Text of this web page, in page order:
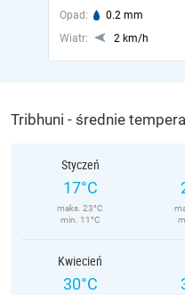
Opad: 0.2 mm
Wiatr:
2 km/h
Tribhuni - średnie
Styczeń
17°C
maks. 23°C
min. 11°C
Kwiecień
30°C